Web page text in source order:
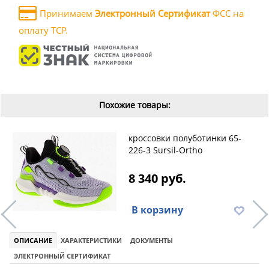
Принимаем Электронный СертификатФСС на
оплату ТСР.
Похожие товары:
кроссовки полуботинки 65-
226-3 Sursil-Ortho
8 340 руб.
В корзину
ОПИСАНИЕ ХАРАКТЕРИСТИКИ
ДОКУМЕНТЫ
ЭЛЕКТРОННЫЙ СЕРТИФИКАТ